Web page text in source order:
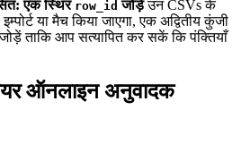
एक स्थिर row_id जोड़ेंउन CSVs के
या मैच किया जाएगा, एक अद्वितीय कुंजी
ताकि आप सत्यापित कर सकें कि पंक्तियाँ
ऑनलाइन अनुवादक